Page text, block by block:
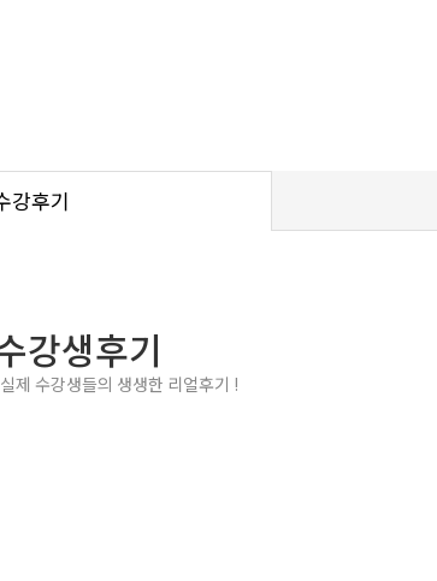
강후기
강생후기
제 수강생들의 생생한 리얼후기 !